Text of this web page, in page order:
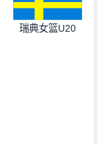
瑞典女篮U20